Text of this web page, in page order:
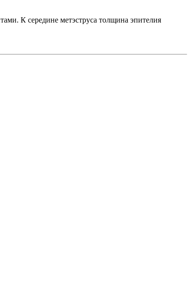
К середине метэструса толщина эпителия